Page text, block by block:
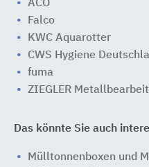
ACO
Falco
KWC Aquarotter
CWS Hygiene
fuma
ZIEGLER
Das könnte Sie auch
Mülltonnenboxen und